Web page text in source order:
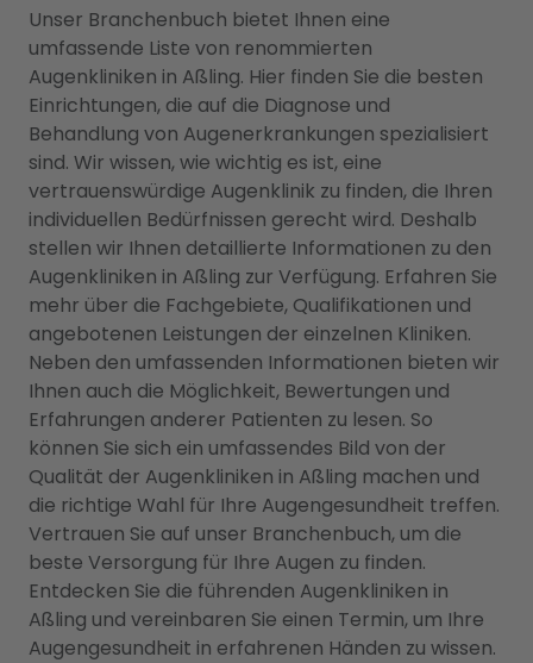
Unser Branchenbuch bietet Ihnen eine
umfassende Liste von renommierten
Augenkliniken in Aßling. Hier finden Sie die besten
Einrichtungen, die auf die Diagnose und
Behandlung von Augenerkrankungen spezialisiert
sind. Wir wissen, wie wichtig es ist, eine
vertrauenswürdige Augenklinik zu finden, die Ihren
individuellen Bedürfnissen gerecht wird. Deshalb
stellen wir Ihnen detaillierte Informationen zu den
Augenkliniken in Aßling zur Verfügung. Erfahren Sie
mehr über die Fachgebiete, Qualifikationen und
angebotenen Leistungen der einzelnen Kliniken.
Neben den umfassenden Informationen bieten wir
Ihnen auch die Möglichkeit, Bewertungen und
Erfahrungen anderer Patienten zu lesen. So
können Sie sich ein umfassendes Bild von der
Qualität der Augenkliniken in Aßling machen und
die richtige Wahl für Ihre Augengesundheit treffen.
Vertrauen Sie auf unser Branchenbuch, um die
beste Versorgung für Ihre Augen zu finden.
Entdecken Sie die führenden Augenkliniken in
Aßling und vereinbaren Sie einen Termin, um Ihre
Augengesundheit in erfahrenen Händen zu wissen.